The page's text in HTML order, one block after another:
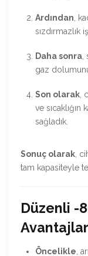
Ardından ,
sızdırmazlık
Daha sonra
gaz
Son olarak
ve
sağladık.
Sonuç olarak ,
tam kapasiteyle
Düzenli -
Öncelikle ,